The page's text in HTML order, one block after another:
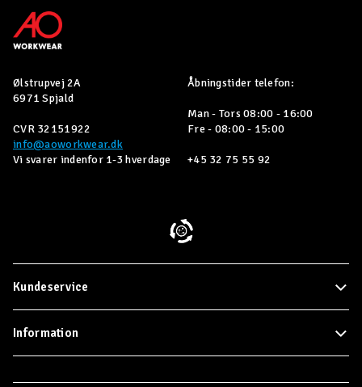
Ølstrupvej 2A
6971 Spjald
CVR 32151922
info@aoworkwear.dk
Vi svarer indenfor 1-3 hverdage
Åbningstider telefon:
Man - Tors 08:00 - 16:00
Fre - 08:00 - 15:00
+45 32 75 55 92
Kundeservice
Information